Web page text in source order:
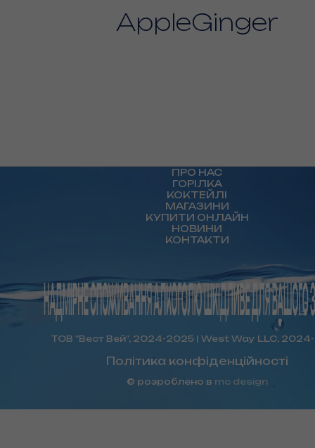
AppleGinger
ПРО НАС
ГОРІЛКА
КОКТЕЙЛІ
МАГАЗИНИ
КУПИТИ ОНЛАЙН
НОВИНИ
КОНТАКТИ
ТОВ "Вест Вей", 2024-2025 | West Way LLC,
Політика конфіденційності
© розроблено в mc design